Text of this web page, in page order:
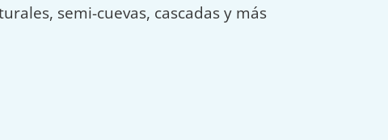
semi-cuevas, cascadas y más